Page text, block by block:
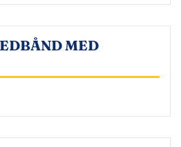
MED